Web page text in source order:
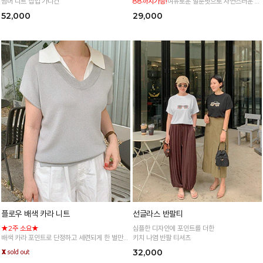
52,000 29,000
플로우 배색 카라 니트
★2주 소요★
배색 카라 포인트로 단정하고 세련되게 한 벌만
입어도 완성도 높은 배색 카라 니트
*주문폭주로 인한 입고지연·순차발송 진행중
선글라스 반팔티
심플한 디자인에 포인트를 더한
키치 나염 반팔 티셔츠
32,000